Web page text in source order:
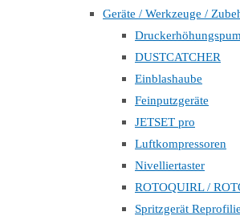
Geräte / Werkzeuge /
DUSTCATCHER
Einblashaube
Feinputzgeräte
JETSET pro
Luftkompressoren
Nivelliertaster
ROTOQUIRL /
Spritzgerät